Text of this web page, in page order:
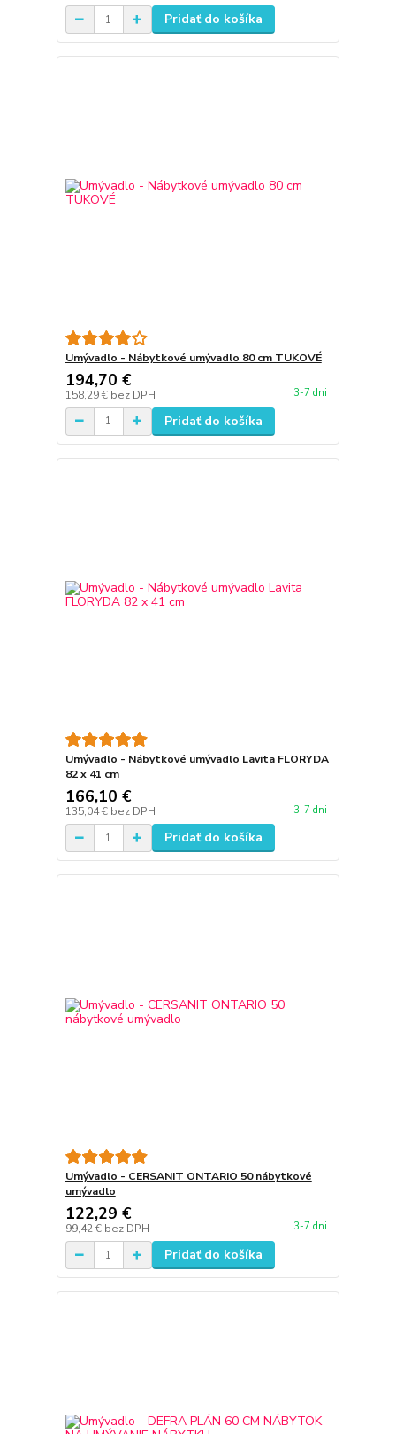
Pridať do košíka
Umývadlo - Nábytkové umývadlo 80 cm TUKOVÉ
194,70 €
158,29 € bez DPH 3-7 dni
Pridať do košíka
Umývadlo - Nábytkové umývadlo Lavita FLORYDA
82 x 41 cm
166,10 €
135,04 € bez DPH 3-7 dni
Pridať do košíka
Umývadlo - CERSANIT ONTARIO 50 nábytkové
umývadlo
122,29 €
99,42 € bez DPH 3-7 dni
Pridať do košíka